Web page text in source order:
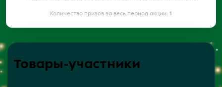
Количество призов за весь период акции: 1
Товары-участники